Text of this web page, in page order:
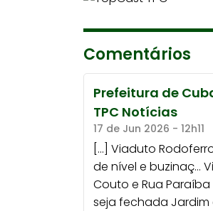
Comentários
Prefeitura de
TPC Notícias
17 de Jun 2026 - 12h11
[…] Viaduto
de nível e buzinaç…
Couto e Rua
seja fechada Jardim